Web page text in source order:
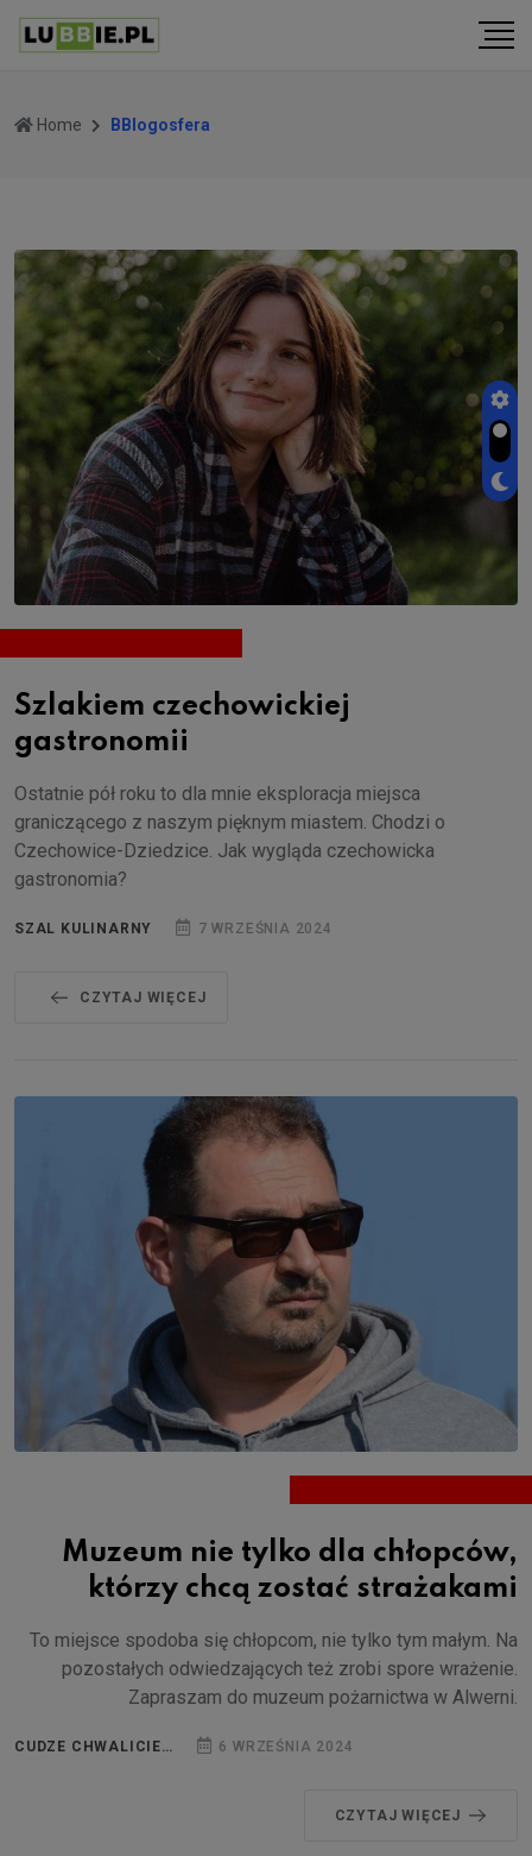
Home BBlogosfera
Szlakiem czechowickiej
gastronomii
Ostatnie pół roku to dla mnie eksploracja miejsca
graniczącego z naszym pięknym miastem. Chodzi o
Czechowice-Dziedzice. Jak wygląda czechowicka
gastronomia?
SZAL KULINARNY 7 WRZEŚNIA 2024
CZYTAJ WIĘCEJ
Muzeum nie tylko dla chłopców,
którzy chcą zostać strażakami
To miejsce spodoba się chłopcom, nie tylko tym małym. Na
pozostałych odwiedzających też zrobi spore wrażenie.
Zapraszam do muzeum pożarnictwa w Alwerni.
CUDZE CHWALICIE… 6 WRZEŚNIA 2024
CZYTAJ WIĘCEJ